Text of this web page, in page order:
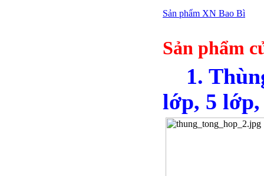
Sản phẩm XN Bao Bì
Sản phẩm
1.
lớp, 5